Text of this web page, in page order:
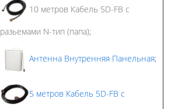
10 метров Кабель 5D-FB с
разьемами N-тип (папа);
Антенна Внутренняя Панельная;
5 метров Кабель 5D-FB с